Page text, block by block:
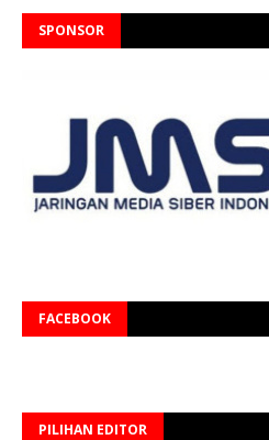
SPONSOR
FACEBOOK
PILIHAN EDITOR